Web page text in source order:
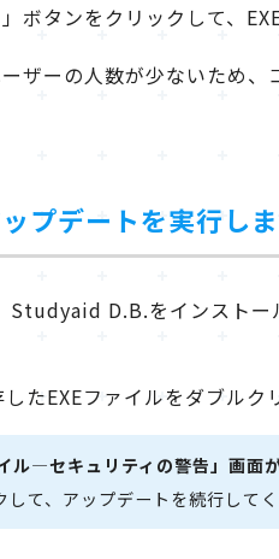
ボタンをクリックして、
ーザーの人数が少ないため
プデートを実行しま
D.B.をインストー
たEXEファイルをダブルク
ル―セキュリティの警告」画面
て、アップデートを続行してく